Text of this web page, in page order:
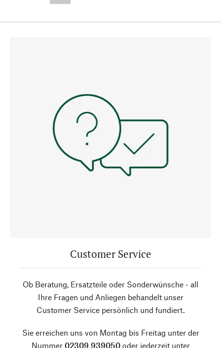
Customer Service
Ob Beratung, Ersatzteile oder Sonderwünsche - all
Ihre Fragen und Anliegen behandelt unser
Customer Service persönlich und fundiert.
Sie erreichen uns von Montag bis Freitag unter der
Nummer 02309 939050oder jederzeit unter